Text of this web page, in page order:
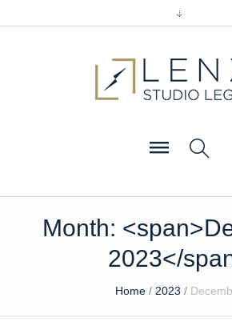
Month:
2023</
Home / 2023 /